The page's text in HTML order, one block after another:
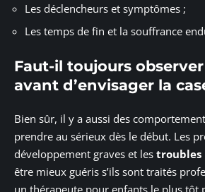
Les déclencheurs et symptômes ;
Les temps de fin et la souffrance
Faut-il toujours
avant d’envisager la
Bien sûr, il y a aussi des
prendre au sérieux dès le début. Les
développement graves et les troubles
être mieux guéris s’ils sont traités